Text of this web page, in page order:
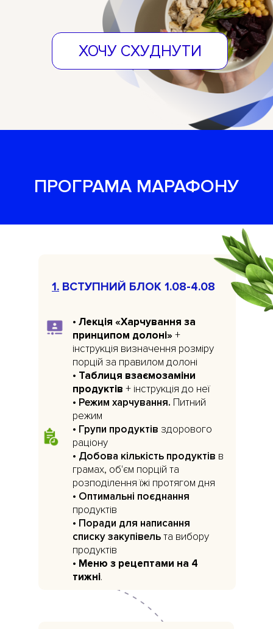
ХОЧУ СХУДНУТИ
ПРОГРАМА МАРАФОНУ
1. ВСТУПНИЙ БЛОК 1.08-4.08
• Лекція «Харчування за
принципом долоні»+
інструкція визначення розміру
порцій за правилом долоні
• Таблиця взаємозаміни
продуктів + інструкція до неї
• Режим харчування. Питний
режим
• Групи продуктів здорового
раціону
• Добова кількість продуктів в
грамах, об'єм порцій та
розподілення їжі протягом дня
• Оптимальні поєднання
продуктів
• Поради для написання
списку закупівельта вибору
продуктів
• Меню з рецептами на 4
тижні.